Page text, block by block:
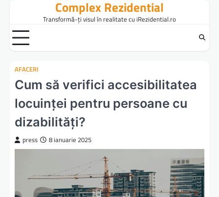
content
Complex Rezidential
Transformă-ți visul în realitate cu iRezidential.ro
AFACERI
Cum să verifici accesibilitatea
locuinței pentru persoane cu
dizabilități?
press 8 ianuarie 2025